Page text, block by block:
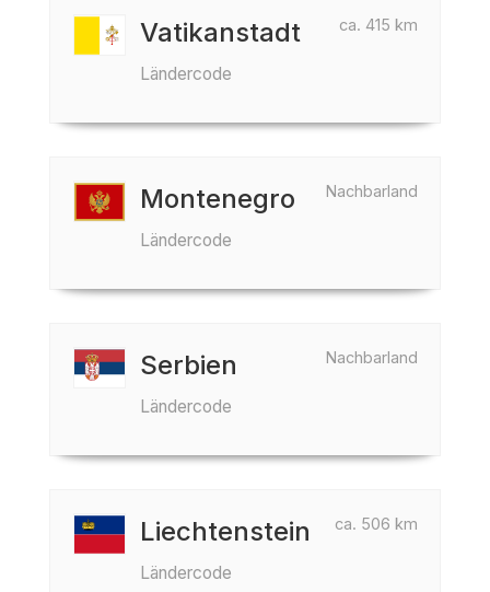
ca. 415 km
Vatikanstadt
Ländercode
Nachbarland
Montenegro
Ländercode
Nachbarland
Serbien
Ländercode
ca. 506 km
Liechtenstein
Ländercode